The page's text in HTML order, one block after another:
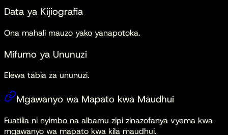
Data ya Kijiografia
Ona mahali mauzo yako yanapotoka.
Mifumo ya Ununuzi
Elewa tabia za ununuzi.
Mgawanyo wa Mapato kwa Maudhui
Fuatilia ni nyimbo na albamu zipi zinazofanya vyema kwa
mgawanyo wa mapato kwa kila maudhui.